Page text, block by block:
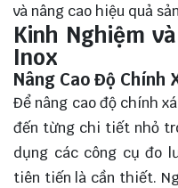
và nâng cao hiệu quả
Kinh Nghiệm
Inox
Nâng Cao Độ Chính
Để nâng cao độ chính
đến từng chi tiết nhỏ
dụng các công cụ đo
tiên tiến là cần thiết.